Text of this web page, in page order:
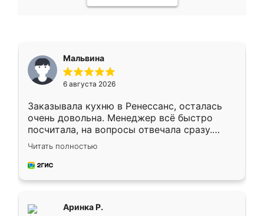
Мальвина
6 августа 2026
Заказывала кухню в Ренессанс, осталась
очень довольна. Менеджер всё быстро
посчитала, на вопросы отвечала сразу.
Замерщик приехал в субботу, подошёл к
делу со всей ответственностью. Собрали
за день, ребята работали аккуратно, даже
Читать полностью
Аринка Р.